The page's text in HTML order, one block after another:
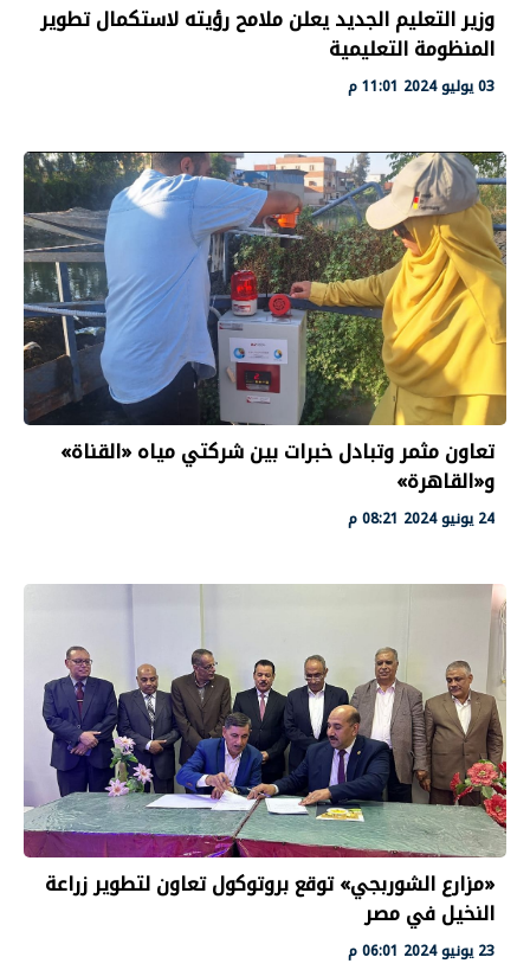
وزير التعليم الجديد يعلن ملامح رؤيته لاستكمال تطوير
المنظومة التعليمية
03 يوليو 2024 11:01 م
تعاون مثمر وتبادل خبرات بين شركتي مياه «القناة»
و«القاهرة»
24 يونيو 2024 08:21 م
«مزارع الشوربجي» توقع بروتوكول تعاون لتطوير زراعة
النخيل في مصر
23 يونيو 2024 06:01 م